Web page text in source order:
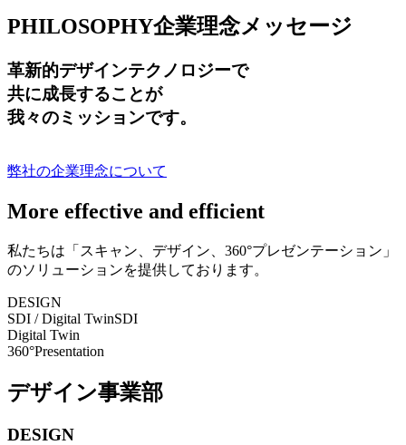
PHILOSOPHY企業理念メッセージ
革新的デザインテクノロジーで
共に成長することが
我々のミッションです。
弊社の企業理念について
More effective and efficient
私たちは「スキャン、デザイン、360°プレゼンテーション」
のソリューションを提供しております。
DESIGN
SDI / Digital TwinSDI
Digital Twin
360°Presentation
デザイン事業部
DESIGN